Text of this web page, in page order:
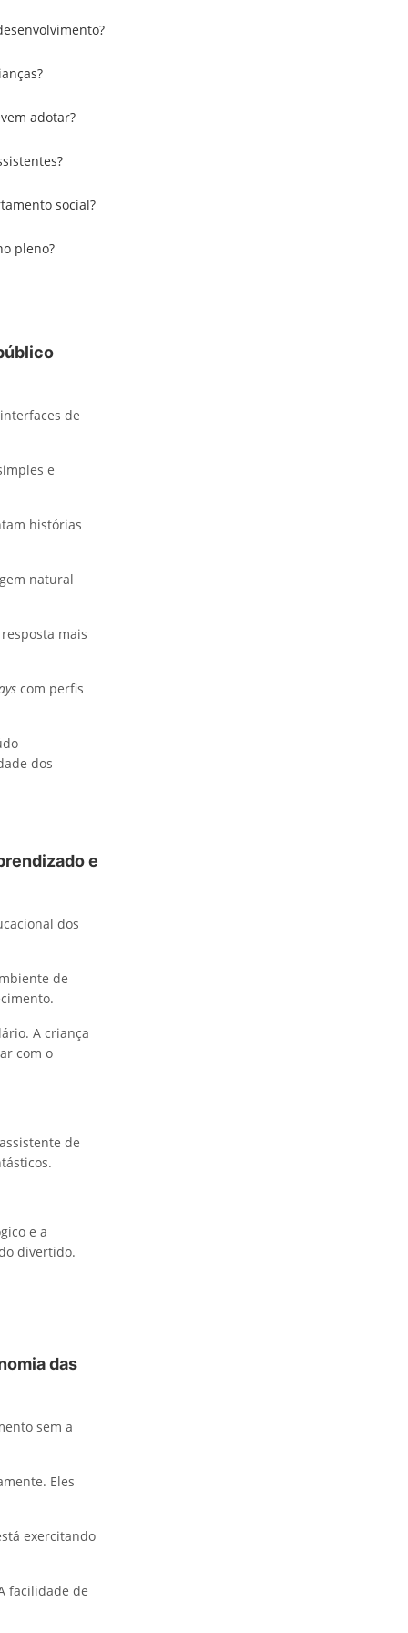
adotar?
social?
pleno?
de
e
histórias
natural
mais
com perfis
dos
e
dos
de
A criança
com o
de
e a
divertido.
das
sem a
Eles
exercitando
facilidade de